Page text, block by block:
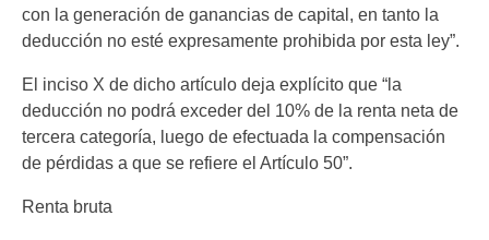
con la generación de ganancias de capital, en tanto la
deducción no esté expresamente prohibida por esta ley”.
El inciso X de dicho artículo deja explícito que “la
deducción no podrá exceder del 10% de la renta neta de
tercera categoría, luego de efectuada la compensación
de pérdidas a que se refiere el Artículo 50”.
Renta bruta